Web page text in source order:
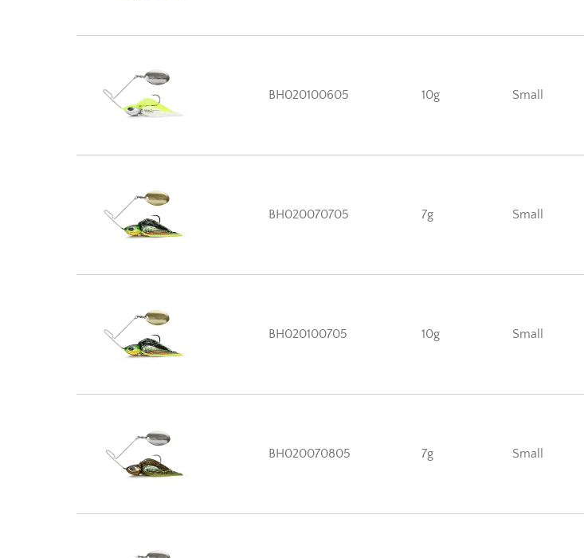
BH020100605 10g Small
BH020070705 7g Small
BH020100705 10g Small
BH020070805 7g Small